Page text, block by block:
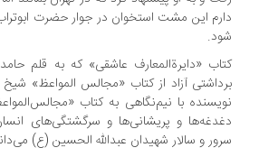
این مشت استخوان در جوار حضرت ابوتراب، به
«دایرةالمعارف عاشقی» که به قلم حامد
آزاد از کتاب «مجالس المواعظ» شیخ
با نیم‌نگاهی به کتاب «مجالس‌المواعظ»،
و پریشانی‌ها و سرگشتگی‌های انسان
و سالار شهیدان عبدالله الحسین (ع) می‌داند.